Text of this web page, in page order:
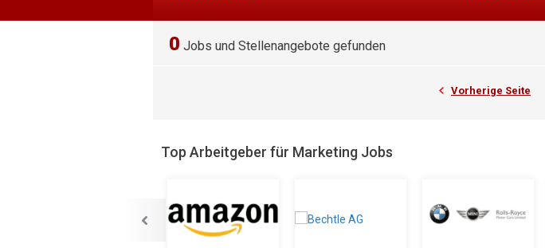
0 Jobs und Stellenangebote gefunden
Vorherige Seite
Top Arbeitgeber für Marketing Jobs